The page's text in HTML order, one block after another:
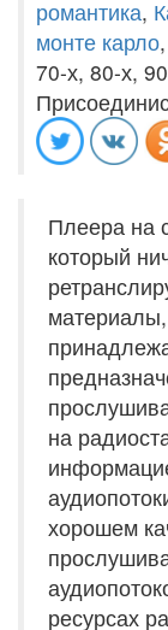
романтика,
монте карло,
70-х, 80-х,
Плеера на
который
на
хорошем
ресурсах